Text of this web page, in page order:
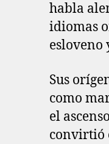
habla
idiomas
esloveno
Sus
como
el
convirtió